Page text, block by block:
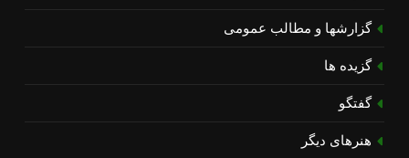
گزارشها و مطالب عمومی
گزیده ها
گفتگو
هنرهای دیگر